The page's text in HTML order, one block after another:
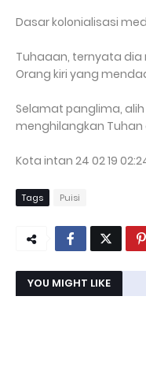
Dasar kolonialisasi
Tuhaaan, ternyata dia
Orang kiri yang
Selamat panglima,
menghilangkan
Kota intan 24 02 19
Tags Puisi
YOU MIGHT LIKE